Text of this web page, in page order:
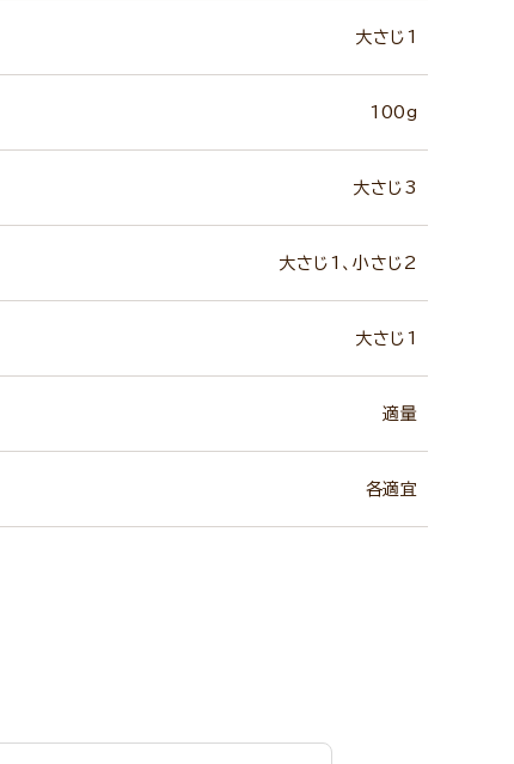
大さじ1
100g
大さじ3
大さじ1、小さじ2
大さじ1
適量
各適宜